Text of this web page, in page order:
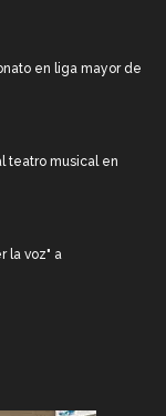
en liga mayor de
teatro musical en
la voz" a